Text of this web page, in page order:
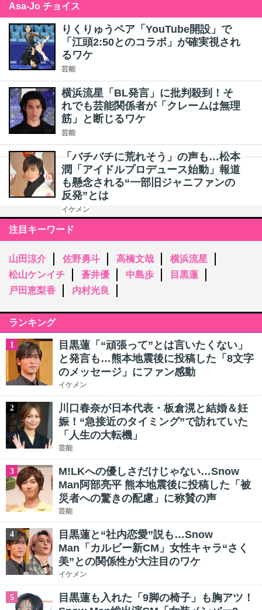
Asa-Jo チョイス
りくりゅうペア「YouTube開設」で
「江頭2:50とのコラボ」が確実視され
るワケ
芸能
横浜流星「BL発言」に批判殺到！そ
れでも芸能関係者が「クレームは無理
筋」と断じるワケ
芸能
「バチバチに荒れそう」の声も…松本
潤「アイドルプロデュース始動」報道
も懸念される“一部旧ジャニファンの
反発”とは
イケメン
注目キーワード
山田涼介 佐野勇斗 高橋文哉
横浜流星
松山ケンイチ
蒼井優 中島歩
目黒蓮
戸田恵梨香
内村光良
ランキング
1
目黒蓮「“頑張って”とは言いたくない」
と発言も…熊本地震後に投稿した「8文字
のメッセージ」にファン感動
イケメン
2
川口春奈が日本代表・板倉滉と結婚＆妊
娠！“急接近のタイミング”で訪れていた
「人生の大転機」
芸能
3
M!LKへの優しさだけじゃない…Snow
Man阿部亮平 熊本地震後に投稿した「被
災者への驚きの配慮」に称賛の声
芸能
4
目黒蓮と“社内恋愛”説も…Snow
Man「カルビー新CM」女性キャラ“さく
美”との関係性が大注目のワケ
イケメン
5
目黒蓮も入れた「9脚の椅子」も胸アツ！